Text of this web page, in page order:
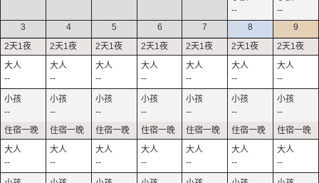
--
--
3
--
--
--
4
--
--
--
5
--
--
--
6
--
--
--
7
--
--
--
8
--
--
--
9
--
--
--